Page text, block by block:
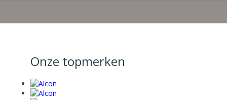
Onze topmerken